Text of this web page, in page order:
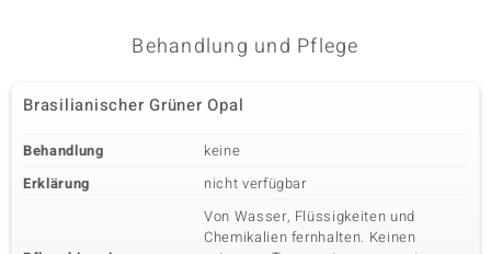
Behandlung und Pflege
Brasilianischer Grüner Opal
Behandlung
keine
Erklärung
nicht verfügbar
Von Wasser, Flüssigkeiten und
Chemikalien fernhalten. Keinen